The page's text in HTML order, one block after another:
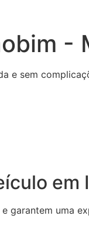
-
e sem
em
garantem uma